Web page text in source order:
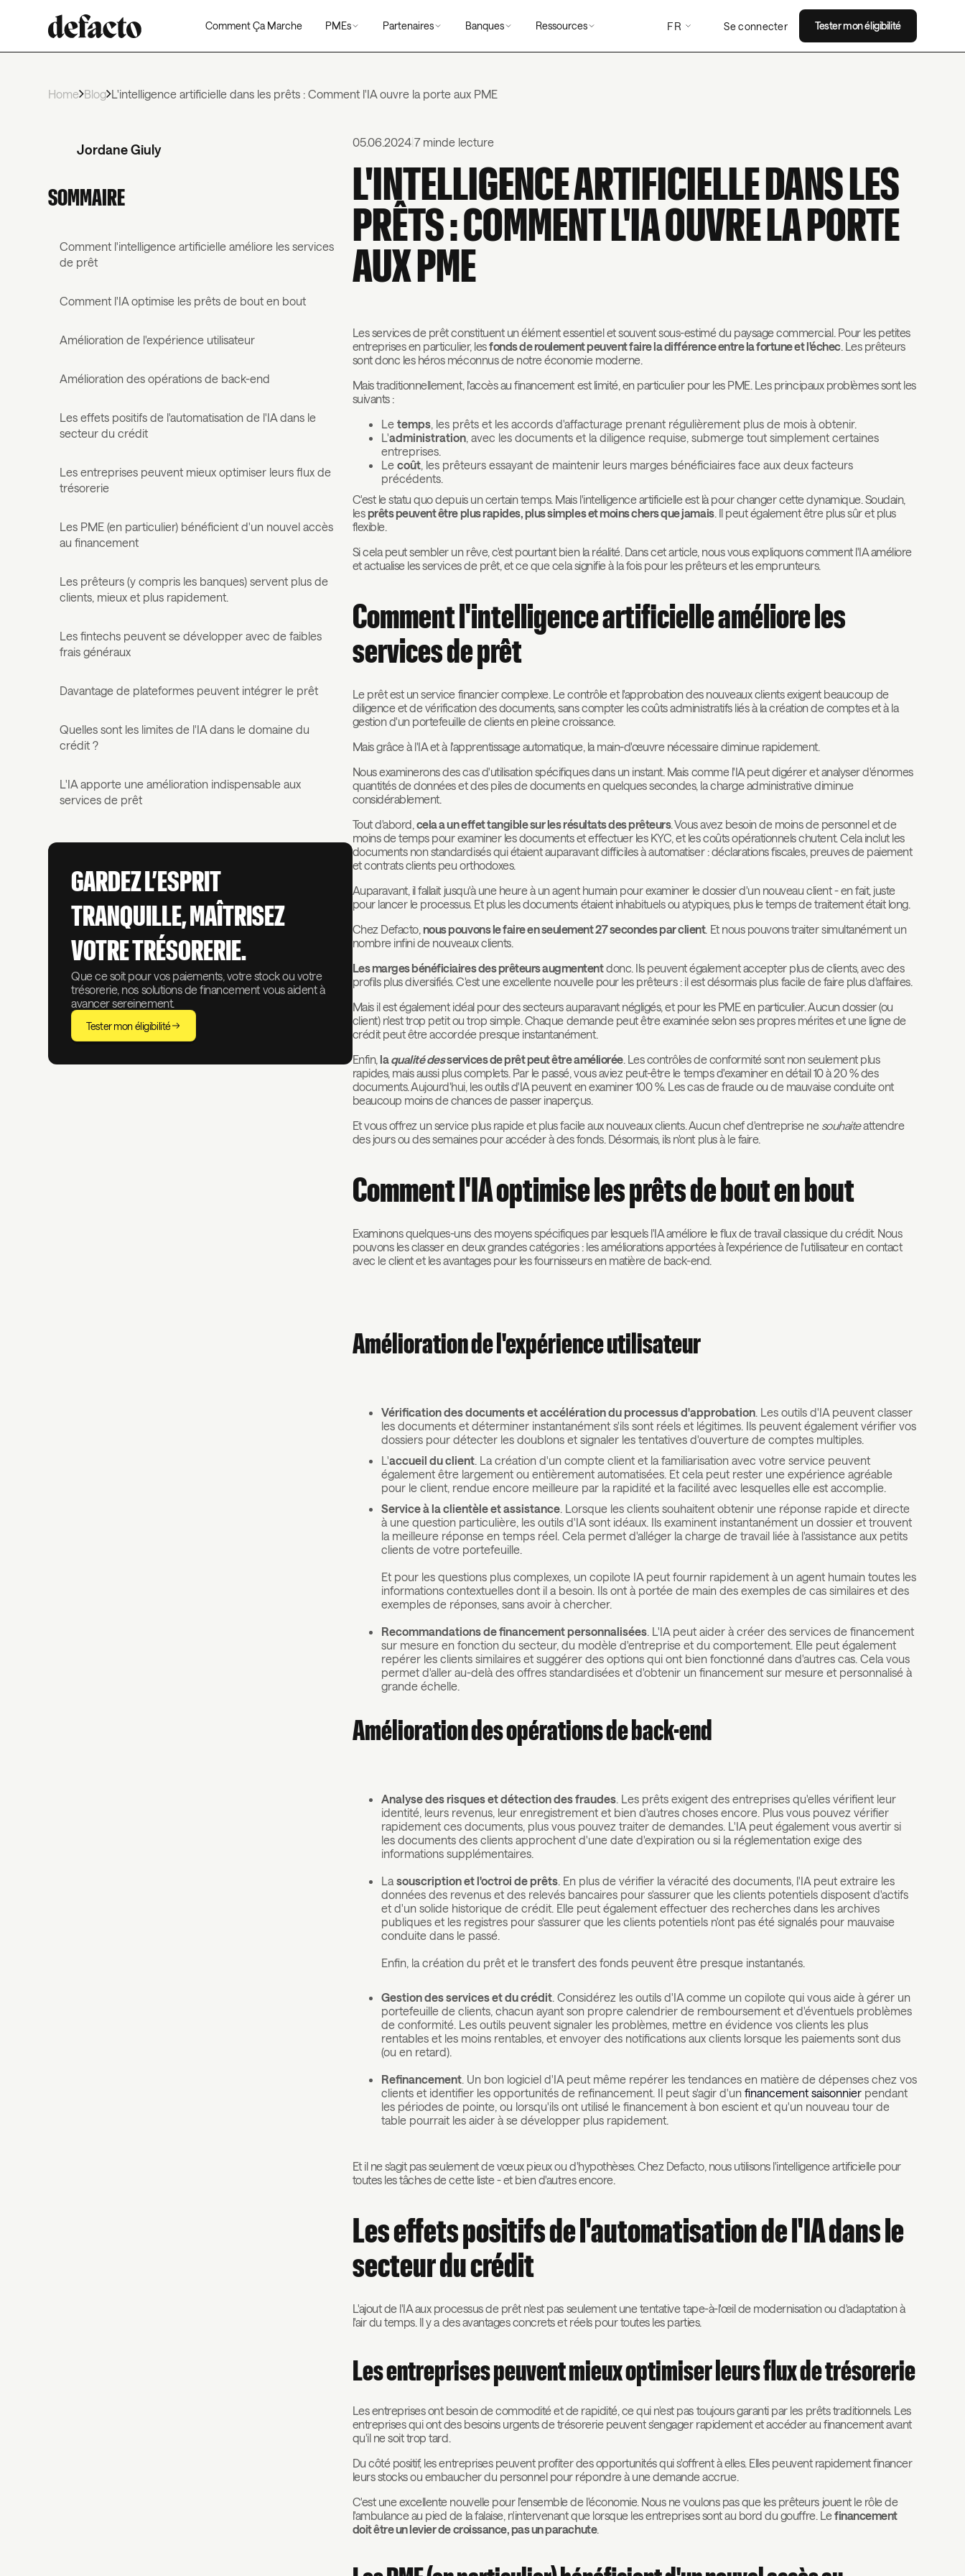
Comment Ça Marche PMEs Partenaires Banques Ressources FR Se connecter Tester mon éligibilité
Home Blog L'intelligence artificielle dans les prêts : Comment l'IA ouvre la porte aux PME
Jordane Giuly
SOMMAIRE
Comment l'intelligence artificielle améliore les services
de prêt
Comment l'IA optimise les prêts de bout en bout
Amélioration de l'expérience utilisateur‍
Amélioration des opérations de back-end
Les effets positifs de l'automatisation de l'IA dans le
secteur du crédit
Les entreprises peuvent mieux optimiser leurs flux de
trésorerie
Les PME (en particulier) bénéficient d'un nouvel accès
au financement
Les prêteurs (y compris les banques) servent plus de
clients, mieux et plus rapidement.
Les fintechs peuvent se développer avec de faibles
frais généraux
Davantage de plateformes peuvent intégrer le prêt
Quelles sont les limites de l'IA dans le domaine du
crédit ?
L'IA apporte une amélioration indispensable aux
services de prêt
GARDEZ L’ESPRIT
TRANQUILLE, MAÎTRISEZ
VOTRE TRÉSORERIE.
Que ce soit pour vos paiements, votre stock ou votre
trésorerie, nos solutions de financement vous aident à
avancer sereinement.
Tester mon éligibilité
05.06.2024| 7 minde lecture
L'INTELLIGENCE ARTIFICIELLE DANS LES
PRÊTS : COMMENT L'IA OUVRE LA PORTE
AUX PME
Les services de prêt constituent un élément essentiel et souvent sous-estimé du paysage commercial. Pour les petites
entreprises en particulier, lesfonds de roulement peuvent faire la différence entre la fortune et l'échec. Les prêteurs
sont donc les héros méconnus de notre économie moderne.
Mais traditionnellement, l'accès au financement est limité, en particulier pour les PME. Les principaux problèmes sont les
suivants :
Le temps, les prêts et les accords d'affacturage prenant régulièrement plus de mois à obtenir.
L'administration, avec les documents et la diligence requise, submerge tout simplement certaines
entreprises.
Le coût, les prêteurs essayant de maintenir leurs marges bénéficiaires face aux deux facteurs
précédents.
C'est le statu quo depuis un certain temps. Mais l'intelligence artificielle est là pour changer cette dynamique. Soudain,
les prêts peuvent être plus rapides, plus simples et moins chers que jamais. Il peut également être plus sûr et plus
flexible.
Si cela peut sembler un rêve, c'est pourtant bien la réalité. Dans cet article, nous vous expliquons comment l'IA améliore
et actualise les services de prêt, et ce que cela signifie à la fois pour les prêteurs et les emprunteurs.
Comment l'intelligence artificielle améliore les
services de prêt
Le prêt est un service financier complexe. Le contrôle et l'approbation des nouveaux clients exigent beaucoup de
diligence et de vérification des documents, sans compter les coûts administratifs liés à la création de comptes et à la
gestion d'un portefeuille de clients en pleine croissance.
Mais grâce à l'IA et à l'apprentissage automatique, la main-d'œuvre nécessaire diminue rapidement.
Nous examinerons des cas d'utilisation spécifiques dans un instant. Mais comme l'IA peut digérer et analyser d'énormes
quantités de données et des piles de documents en quelques secondes, la charge administrative diminue
considérablement.
Tout d'abord, cela a un effet tangible sur les résultats des prêteurs. Vous avez besoin de moins de personnel et de
moins de temps pour examiner les documents et effectuer les KYC, et les coûts opérationnels chutent. Cela inclut les
documents non standardisés qui étaient auparavant difficiles à automatiser : déclarations fiscales, preuves de paiement
et contrats clients peu orthodoxes.
Auparavant, il fallait jusqu'à une heure à un agent humain pour examiner le dossier d'un nouveau client - en fait, juste
pour lancer le processus. Et plus les documents étaient inhabituels ou atypiques, plus le temps de traitement était long.
Chez Defacto, nous pouvons le faire en seulement 27 secondes par client. Et nous pouvons traiter simultanément un
nombre infini de nouveaux clients.
Les marges bénéficiaires des prêteurs augmententdonc. Ils peuvent également accepter plus de clients, avec des
profils plus diversifiés. C'est une excellente nouvelle pour les prêteurs : il est désormais plus facile de faire plus d'affaires.
Mais il est également idéal pour des secteurs auparavant négligés, et pour les PME en particulier. Aucun dossier (ou
client) n'est trop petit ou trop simple. Chaque demande peut être examinée selon ses propres mérites et une ligne de
crédit peut être accordée presque instantanément.
Enfin, laqualité desservices de prêt peut être améliorée. Les contrôles de conformité sont non seulement plus
rapides, mais aussi plus complets. Par le passé, vous aviez peut-être le temps d'examiner en détail 10 à 20 % des
documents. Aujourd'hui, les outils d'IA peuvent en examiner 100 %. Les cas de fraude ou de mauvaise conduite ont
beaucoup moins de chances de passer inaperçus.
Et vous offrez un service plus rapide et plus facile aux nouveaux clients. Aucun chef d'entreprise ne souhaiteattendre
des jours ou des semaines pour accéder à des fonds. Désormais, ils n'ont plus à le faire.
Comment l'IA optimise les prêts de bout en bout
Examinons quelques-uns des moyens spécifiques par lesquels l'IA améliore le flux de travail classique du crédit. Nous
pouvons les classer en deux grandes catégories : les améliorations apportées à l'expérience de l'utilisateur en contact
avec le client et les avantages pour les fournisseurs en matière de back-end.
Amélioration de l'expérienceutilisateur‍
Vérification des documents et accélération du processus d'approbation. Les outils d'IA peuvent classer
les documents et déterminer instantanément s'ils sont réels et légitimes. Ils peuvent également vérifier vos
dossiers pour détecter les doublons et signaler les tentatives d'ouverture de comptes multiples.
L'accueil du client. La création d'un compte client et la familiarisation avec votre service peuvent
également être largement ou entièrement automatisées. Et cela peut rester une expérience agréable
pour le client, rendue encore meilleure par la rapidité et la facilité avec lesquelles elle est accomplie.
Service à la clientèle et assistance. Lorsque les clients souhaitent obtenir une réponse rapide et directe
à une question particulière, les outils d'IA sont idéaux. Ils examinent instantanément un dossier et trouvent
la meilleure réponse en temps réel. Cela permet d'alléger la charge de travail liée à l'assistance aux petits
clients de votre portefeuille.
Et pour les questions plus complexes, un copilote IA peut fournir rapidement à un agent humain toutes les
informations contextuelles dont il a besoin. Ils ont à portée de main des exemples de cas similaires et des
exemples de réponses, sans avoir à chercher.
Recommandations de financement personnalisées. L'IA peut aider à créer des services de financement
sur mesure en fonction du secteur, du modèle d'entreprise et du comportement. Elle peut également
repérer les clients similaires et suggérer des options qui ont bien fonctionné dans d'autres cas. Cela vous
permet d'aller au-delà des offres standardisées et d'obtenir un financement sur mesure et personnalisé à
grande échelle.
Amélioration des opérations de back-end
Analyse des risques et détection des fraudes. Les prêts exigent des entreprises qu'elles vérifient leur
identité, leurs revenus, leur enregistrement et bien d'autres choses encore. Plus vous pouvez vérifier
rapidement ces documents, plus vous pouvez traiter de demandes. L'IA peut également vous avertir si
les documents des clients approchent d'une date d'expiration ou si la réglementation exige des
informations supplémentaires.
La souscription et l'octroi de prêts. En plus de vérifier la véracité des documents, l'IA peut extraire les
données des revenus et des relevés bancaires pour s'assurer que les clients potentiels disposent d'actifs
et d'un solide historique de crédit. Elle peut également effectuer des recherches dans les archives
publiques et les registres pour s'assurer que les clients potentiels n'ont pas été signalés pour mauvaise
conduite dans le passé.
Enfin, la création du prêt et le transfert des fonds peuvent être presque instantanés.
Gestion des services et du crédit. Considérez les outils d'IA comme un copilote qui vous aide à gérer un
portefeuille de clients, chacun ayant son propre calendrier de remboursement et d'éventuels problèmes
de conformité. Les outils peuvent signaler les problèmes, mettre en évidence vos clients les plus
rentables et les moins rentables, et envoyer des notifications aux clients lorsque les paiements sont dus
(ou en retard).
Refinancement. Un bon logiciel d'IA peut même repérer les tendances en matière de dépenses chez vos
clients et identifier les opportunités de refinancement. Il peut s'agir d'un financement saisonnierpendant
les périodes de pointe, ou lorsqu'ils ont utilisé le financement à bon escient et qu'un nouveau tour de
table pourrait les aider à se développer plus rapidement.
Et il ne s'agit pas seulement de vœux pieux ou d'hypothèses. Chez Defacto, nous utilisons l'intelligence artificielle pour
toutes les tâches de cette liste - et bien d'autres encore.
Les effets positifs de l'automatisation de l'IA dans le
secteur du crédit
L'ajout de l'IA aux processus de prêt n'est pas seulement une tentative tape-à-l'œil de modernisation ou d'adaptation à
l'air du temps. Il y a des avantages concrets et réels pour toutes les parties.
Les entreprises peuvent mieux optimiser leurs flux de trésorerie
Les entreprises ont besoin de commodité et de rapidité, ce qui n'est pas toujours garanti par les prêts traditionnels. Les
entreprises qui ont des besoins urgents de trésorerie peuvent s'engager rapidement et accéder au financement avant
qu'il ne soit trop tard.
Du côté positif, les entreprises peuvent profiter des opportunités qui s'offrent à elles. Elles peuvent rapidement financer
leurs stocks ou embaucher du personnel pour répondre à une demande accrue.
C'est une excellente nouvelle pour l'ensemble de l'économie. Nous ne voulons pas que les prêteurs jouent le rôle de
l'ambulance au pied de la falaise, n'intervenant que lorsque les entreprises sont au bord du gouffre. Lefinancement
doit être un levier de croissance, pas un parachute.